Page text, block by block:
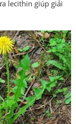
lecithin giúp giải